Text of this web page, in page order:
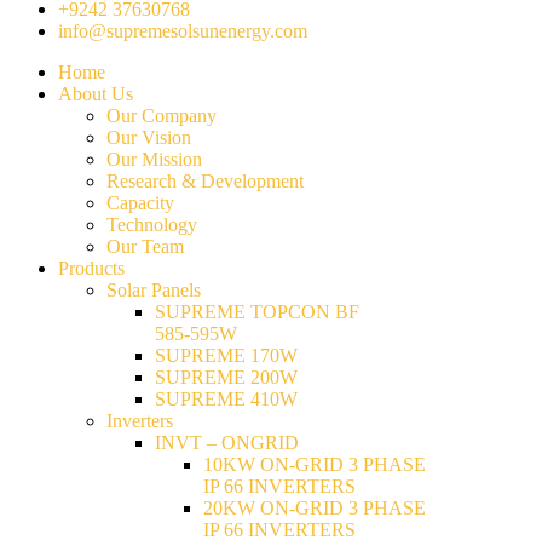
+9242 37630768
info@supremesolsunenergy.com
Home
About Us
Our Company
Our Vision
Our Mission
Research & Development
Capacity
Technology
Our Team
Products
Solar Panels
SUPREME TOPCON BF
585-595W
SUPREME 170W
SUPREME 200W
SUPREME 410W
Inverters
INVT – ONGRID
10KW ON-GRID 3 PHASE
IP 66 INVERTERS
20KW ON-GRID 3 PHASE
IP 66 INVERTERS